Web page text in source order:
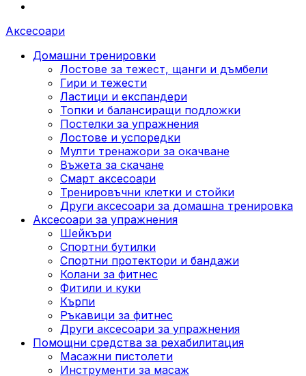
Аксесоари
Домашни тренировки
Лостове за тежест, щанги и дъмбели
Гири и тежести
Ластици и експандери
Топки и балансиращи подложки
Постелки за упражнения
Лостове и успоредки
Мулти тренажори за окачване
Въжета за скачане
Смарт аксесоари
Тренировъчни клетки и стойки
Други аксесоари за домашна тренировка
Аксесоари за упражнения
Шейкъри
Спортни бутилки
Спортни протектори и бандажи
Колани за фитнес
Фитили и куки
Кърпи
Ръкавици за фитнес
Други аксесоари за упражнения
Помощни средства за рехабилитация
Масажни пистолети
Инструменти за масаж